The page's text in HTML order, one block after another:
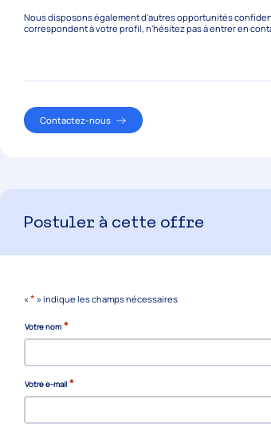
Nous disposons également d’autres opportunités
correspondent à votre profil, n’hésitez pas à entrer en
Contactez-nous
Postuler à cette offre
«* » indique les champs nécessaires
Votre nom *
Votre e-mail *